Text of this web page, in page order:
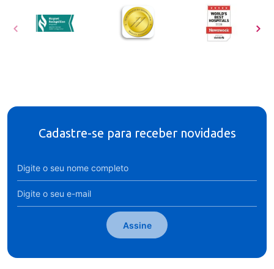
Cadastre-se para receber novidades
Assine